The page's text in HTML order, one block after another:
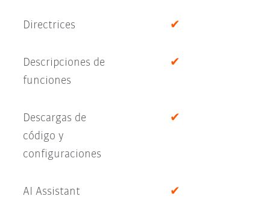
Directrices ✔
Descripciones de
funciones
✔
Descargas de
código y
configuraciones
✔
AI Assistant ✔